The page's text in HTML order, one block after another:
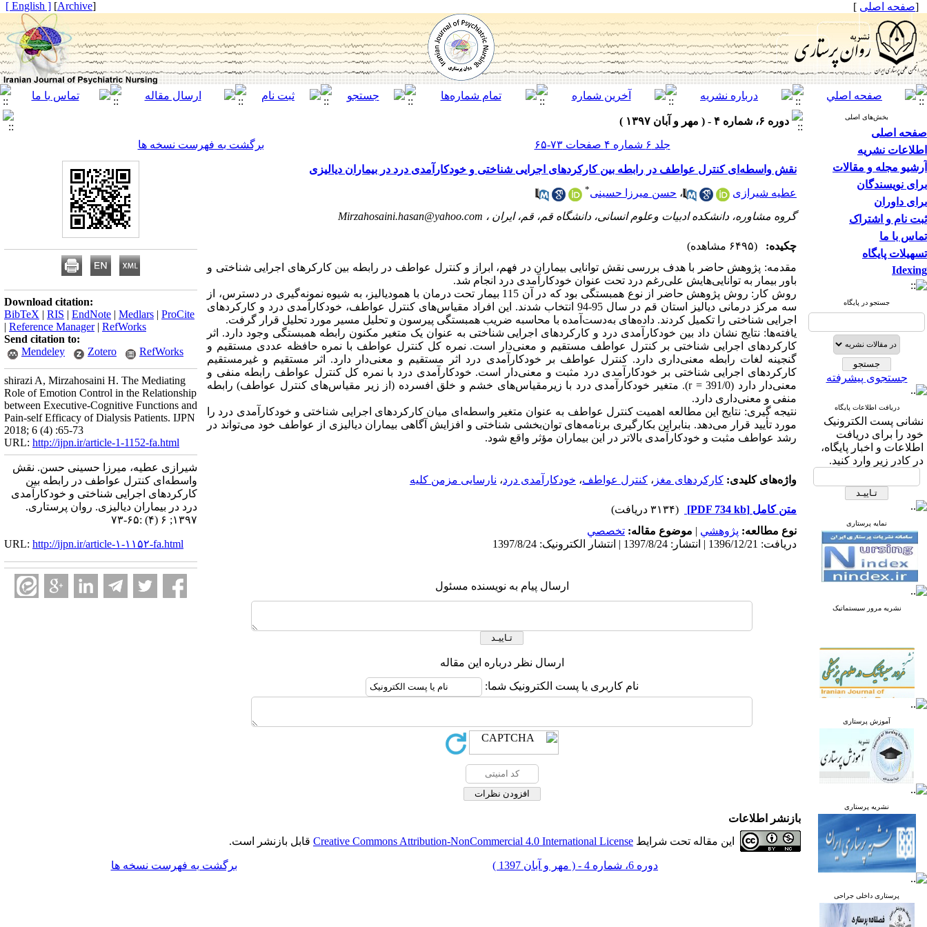
[صفحه اصلی ]
[
Archive
]
[ English ]
بخش‌های اصلی
صفحه اصلی
اطلاعات نشریه
آرشیو مجله و مقالات
برای نویسندگان
برای داوران
ثبت نام و اشتراک
تماس با ما
تسهیلات پایگاه
Idexing
جستجو در پایگاه
جستجوی پیشرفته
دریافت اطلاعات پایگاه
نشانی پست الکترونیک
خود را برای دریافت
اطلاعات و اخبار پایگاه،
در کادر زیر وارد کنید.
نمایه پرستاری
نشریه مرور سیستماتیک
آموزش پرستاری
نشریه پرستاری
پرستاری داخلی جراحی
دوره ۶، شماره ۴ - ( مهر و آبان ۱۳۹۷ )
جلد ۶ شماره ۴ صفحات ۷۳-۶۵
برگشت به فهرست نسخه ها
نقش واسطه‌ای کنترل عواطف در رابطه بین کارکردهای اجرایی شناختی و خودکارآمدی درد در بیماران دیالیزی
عطیه شیرازی ، حسن میرزا حسینی*
گروه مشاوره، دانشکده ادبیات وعلوم انسانی، دانشگاه قم، قم، ایران ، Mirzahosaini.hasan@yahoo.com
چکیده:
(۶۴۹۵ مشاهده)
مقدمه: پژوهش حاضر با هدف بررسی نقش توانایی بیماران در فهم، ابراز و کنترل عواطف در رابطه بین کارکرهای اجرایی شناختی و
باور بیمار به توانایی‌هایش علی‌رغم درد تحت عنوان خودکارآمدی درد انجام شد.
روش کار: روش پژوهش حاضر از نوع همبستگی بود که در آن 115 بیمار تحت درمان با همودیالیز، به شیوه نمونه‌گیری در دسترس، از
سه مرکز درمانی دیالیز استان قم در سال 95-94 انتخاب شدند.‌ این افراد مقیاس‌های کنترل عواطف، خودکارآمدی درد و کارکردهای
اجرایی شناختی را تکمیل کردند. داده‌های به‌دست‌آمده با محاسبه ضریب همبستگی پیرسون و تحلیل مسیر مورد تحلیل قرار گرفت.
یافته‌ها: نتایج نشان داد بین خودکارآمدی درد و کارکردهای اجرایی شناختی به عنوان یک متغیر مکنون رابطه همبستگی وجود دارد. اثر
کارکردهای اجرایی شناختی بر کنترل عواطف مستقیم و معنی‌دار است. نمره کل کنترل عواطف با نمره حافظه عددی مستقیم و
گنجینه لغات رابطه معنی‌داری دارد. کنترل عواطف بر خودکارآمدی درد اثر مستقیم و معنی‌دار دارد. اثر مستقیم و غیرمستقیم
کارکردهای اجرایی شناختی بر خودکارآمدی درد مثبت و معنی‌دار است. خودکارآمدی درد با نمره کل کنترل عواطف رابطه منفی و
معنی‌دار دارد (391/0 = r). متغیر خودکارآمدی درد با زیرمقیاس‌های خشم و خلق افسرده (از زیر مقیاس‌های کنترل عواطف) رابطه
منفی و معنی‌داری دارد.
نتیجه گیری: نتایج این مطالعه اهمیت کنترل عواطف به عنوان متغیر واسطه‌ای میان کارکردهای اجرایی شناختی و خودکارآمدی درد را
مورد تأیید قرار می‌دهد. بنابراین بکارگیری برنامه‌های توان‌بخشی شناختی و افزایش آگاهی بیماران دیالیزی از عواطف خود می‌تواند در
رشد عواطف مثبت و خودکارآمدی بالاتر در این بیماران مؤثر واقع شود.
واژه‌های کلیدی: کارکردهای مغز ، کنترل عواطف، خودکارآمدی درد، نارسایی مزمن کلیه
متن کامل [PDF 734 kb]
(۳۱۳۴ دریافت)
نوع مطالعه: پژوهشي | موضوع مقاله: تخصصي
دریافت: 1396/12/21 | انتشار: 1397/8/24 | انتشار الکترونیک: 1397/8/24
ارسال پیام به نویسنده مسئول
ارسال نظر درباره این مقاله
نام کاربری یا پست الکترونیک شما:
Download citation:
BibTeX | RIS | EndNote | Medlars | ProCite
| Reference Manager| RefWorks
Send citation to:
Mendeley
Zotero RefWorks
shirazi A, Mirzahosaini H. The Mediating
Role of Emotion Control in the Relationship
between Executive-Cognitive Functions and
Pain-self Efficacy of Dialysis Patients. IJPN
2018; 6 (4) :65-73
URL: http://ijpn.ir/article-1-1152-fa.html
شیرازی عطیه، میرزا حسینی حسن. نقش
واسطه‌ای کنترل عواطف در رابطه بین
کارکردهای اجرایی شناختی و خودکارآمدی
درد در بیماران دیالیزی. روان پرستاری.
۱۳۹۷; ۶ (۴) :۶۵-۷۳
URL: http://ijpn.ir/article-۱-۱۱۵۲-fa.html
بازنشر اطلاعات
این مقاله تحت شرایط Creative Commons Attribution-NonCommercial 4.0 International License قابل بازنشر است.
دوره 6، شماره 4 - ( مهر و آبان 1397 ) برگشت به فهرست نسخه ها